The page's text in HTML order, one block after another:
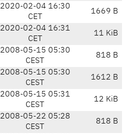
2020-02-04 16:30
CET
1669 B
2020-02-04 16:31
CET
11 KiB
2008-05-15 05:30
CEST
818 B
2008-05-15 05:30
CEST
1612 B
2008-05-15 05:31
CEST
12 KiB
2008-05-22 05:28
CEST
818 B